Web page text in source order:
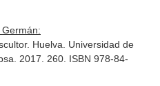
Huelva. Universidad de
2017. 260. ISBN 978-84-